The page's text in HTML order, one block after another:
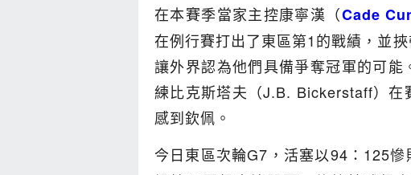
在本賽季當家主控康寧漢（Cade
在例行賽打出了東區第1的戰績，並
讓外界認為他們具備爭奪冠軍的可
練比克斯塔夫（J.B. Bickerstaff）在
感到欽佩。
今日東區次輪G7，活塞以94：125慘